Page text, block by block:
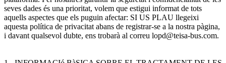
seves dades és una prioritat, volem que estigui informat de tots
aquells aspectes que els puguin afectar: SI US PLAU llegeixi
aquesta política de privacitat abans de registrar-se a la nostra pàgina,
i davant qualsevol dubte, ens trobarà al correu lopd@teisa-bus.com.